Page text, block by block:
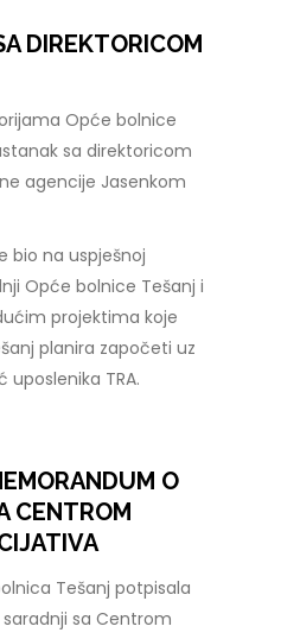
DIREKTORICOM
Opće bolnice
sa direktoricom
agencije Jasenkom
bio na uspješnoj
Opće bolnice Tešanj i
projektima koje
planira započeti uz
TRA.
O
CENTROM
Tešanj potpisala
sa Centrom